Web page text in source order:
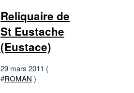
Reliquaire de
St Eustache
(Eustace)
29 mars 2011 (
#ROMAN )